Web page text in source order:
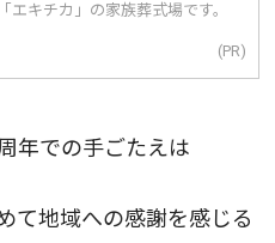
キチカ」の家族葬式場です。
(PR)
年での手ごたえは
て地域への感謝を感じる